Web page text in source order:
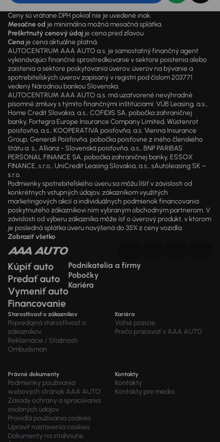
Ceny sú vrátane DPH pokiaľ nie je uvedené inak.
Mesačne od je minimálna možná mesačná splátka.
Preškrtnutý cenový údaj je cena pred zľavou.
Cena je cena aktuálne platná.
AUTOCENTRUM AAA AUTO a.s. je samostatný finančný agent
vykonávajúci finančné sprostredkovanie v sektore poistenia alebo
zaistenia a sektore poskytovania úverov, úverov na bývanie a
spotrebiteľských úverov zapísaný v registri pod číslom 203771
vedený Národnou bankou Slovenska.
AUTOCENTRUM AAA AUTO a.s. má uzatvorené nevýhradné
písomné zmluvy s týmito finančnými inštitúciami: VÚB Leasing, a.s.,
Home Credit Slovakia, a.s., COFIDIS SA, pobočka zahraničnej
banky, Fortegra Europe Insurance Company Limited, Wüstenrot
poisťovňa, a.s., KOOPERATIVA poisťovňa, a.s. Vienna Insurance
Group, Generali Poisťovňa, pobočka poisťovne z iného členského
štátu a. s., Allianz - Slovenská poisťovňa, a.s., BNP PARIBAS
PERSONAL FINANCE SA, pobočka zahraničnej banky, ESSOX
FINANCE, s.r.o., UniCredit Leasing Slovakia, a.s., sAutoleasing SK –
s.r.o.
Podmienky spotrebiteľského úveru sa môžu líšiť v závislosti od
konkrétnych vstupných údajov, zákazníkom využitých
marketingových akcií a individuálnych podmienok financovania
poskytnutého zákazníkovi ním vybraným obchodným partnerom. V
závislosti od výberu zákazníka môže ísť o úverový produkt, v ktorom
je posledná splátka úveru navýšená do 35% z ceny vozidla.
Zobraziť všetko
Kúpiť auto
Predať auto
Vymeniť auto
Financovanie
Podnikatelia a firmy
Pobočky
Kariéra
Starostlivosť o zákazníkov
Popredajná starostlivosť o
zákazníkov
Reklamácie / Sťažnosti
Ombudsman
Kariéra
Voľné pozície
Prečo pracovať v AAA AUTO
Právné dokumenty
Podmienky používania
webových stránok AAA AUTO
Zásady ochrany a spracúvania
osobných údajov
Pravidlá používania cookies
Upraviť nastavenia cookies
Dokumenty na stiahnutie
Kontakty
Kontakty
Kontakty pre média